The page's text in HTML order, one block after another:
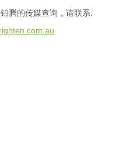
腾的传媒查询，请联系: